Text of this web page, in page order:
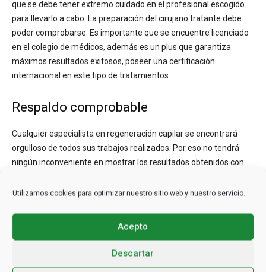
Utilizamos cookies para optimizar nuestro sitio web y nuestro servicio.
Acepto
Descartar
que se debe tener extremo cuidado en el profesional escogido
para llevarlo a cabo. La preparación del cirujano tratante debe
poder comprobarse. Es importante que se encuentre licenciado
en el colegio de médicos, además es un plus que garantiza
máximos resultados exitosos, poseer una certificación
internacional en este tipo de tratamientos.
Respaldo comprobable
Cualquier especialista en regeneración capilar se encontrará
orgulloso de todos sus trabajos realizados. Por eso no tendrá
ningún inconveniente en mostrar los resultados obtenidos con
referencia de su habilidad como cirujano. Lo que ayudará
se desea tener con la intervención.
Este tipo de fotografías deben encontrarse disponibles sin